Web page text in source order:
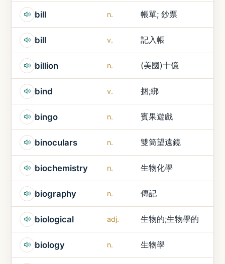
bill n. 帳單; 鈔票
bill v. 記入帳
billion n. (美國)十億
bind v. 捆;綁
bingo n. 賓果遊戲
binoculars n. 雙筒望遠鏡
biochemistry n. 生物化學
biography n. 傳記
biological adj. 生物的;生物學的
biology n. 生物學